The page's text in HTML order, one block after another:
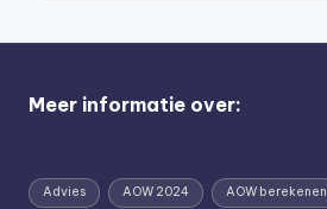
Meer informatie over:
Advies AOW 2024 AOW berekenen